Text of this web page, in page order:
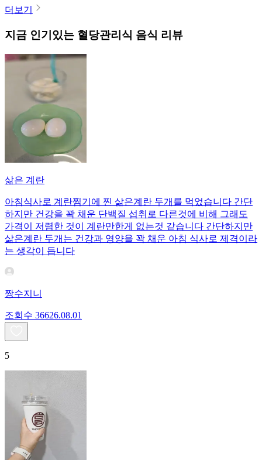
더보기
지금 인기있는 혈당관리식 음식 리뷰
삶은 계란
아침식사로 계란찜기에 찐 삶은계란 두개를 먹었습니다 간단
하지만 건강을 꽉 채운 단백질 섭취로 다른것에 비해 그래도
가격이 저렴한 것이 계란만한게 없는것 같습니다 간단하지만
삶은계란 두개는 건강과 영양을 꽉 채운 아침 식사로 제격이라
는 생각이 듭니다
짱수지니
조회수 36626.08.01
5